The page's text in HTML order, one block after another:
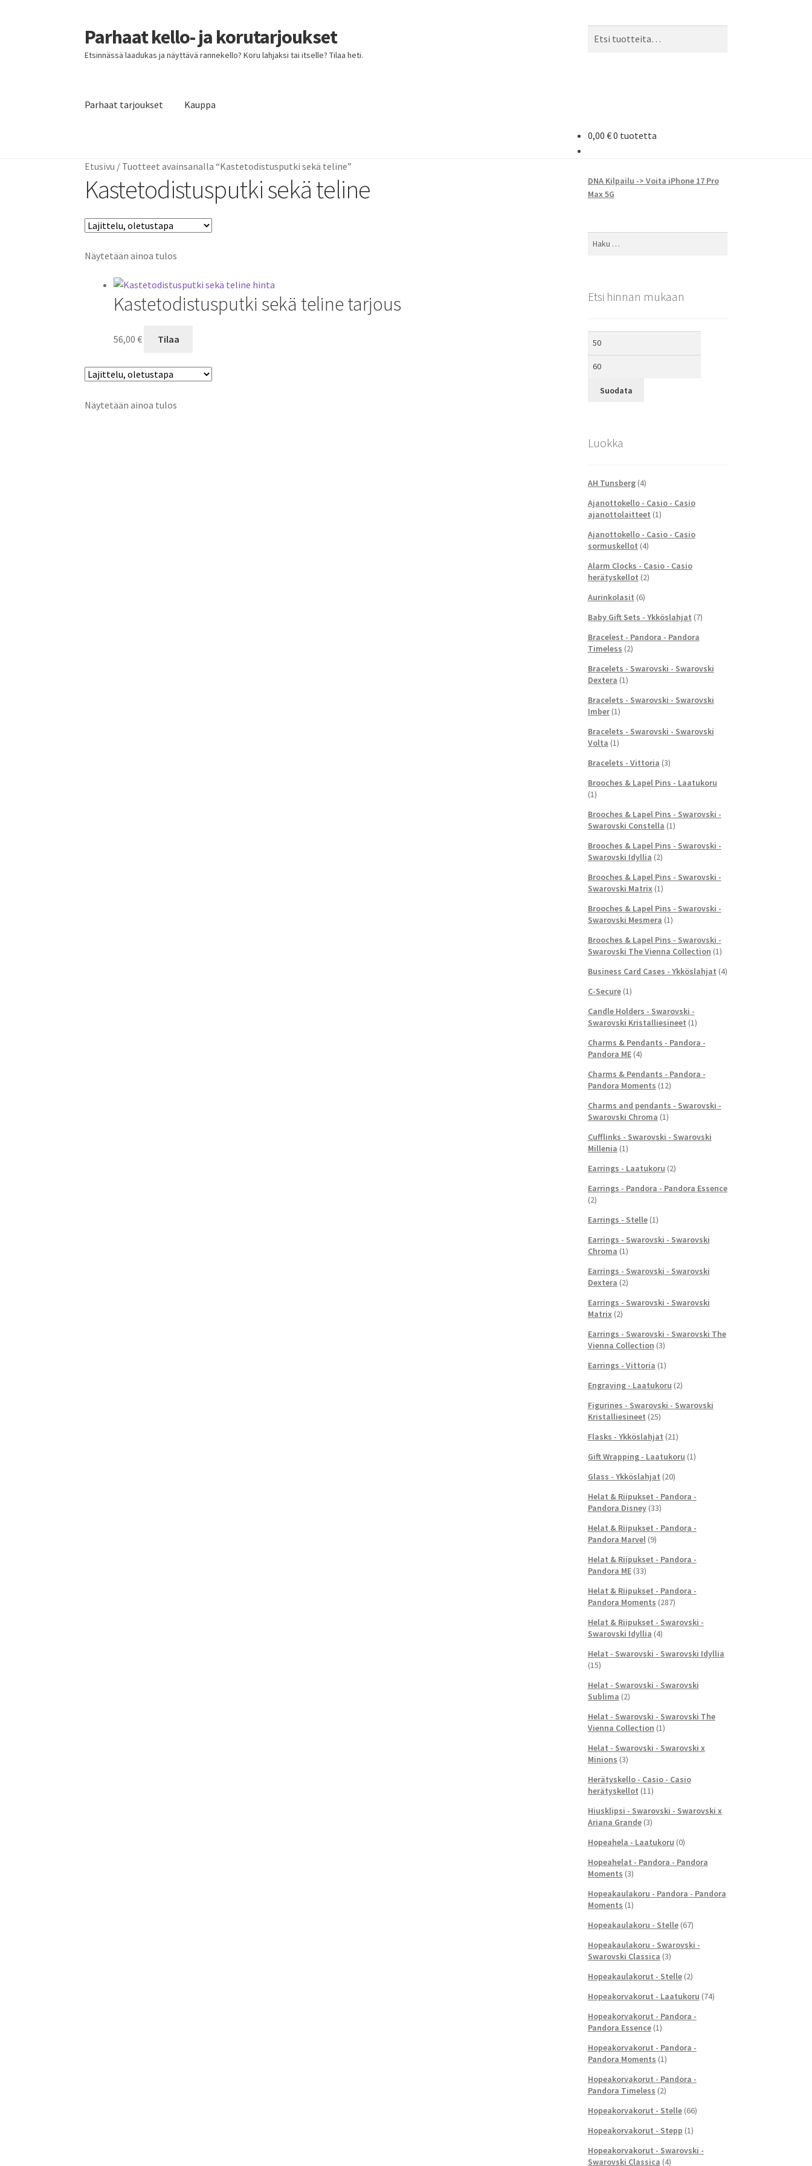
Siirry
navigointiin
Siirry
sisältöön
Parhaat kello- ja korutarjoukset
Etsinnässä laadukas ja näyttävä rannekello? Koru lahjaksi tai itselle? Tilaa heti.
Parhaat tarjoukset Kauppa
0,00 €0 tuotetta
Etusivu / Tuotteet avainsanalla “Kastetodistusputki sekä teline”
Kastetodistusputki sekä teline
Näytetään ainoa tulos
Kastetodistusputki sekä teline tarjous
56,00€ Tilaa
Näytetään ainoa tulos
DNA Kilpailu -> Voita iPhone 17 Pro
Max 5G
Haku:
Etsi hinnan mukaan
Suodata
Luokka
AH Tunsberg (4)
Ajanottokello - Casio - Casio
ajanottolaitteet (1)
Ajanottokello - Casio - Casio
sormuskellot (4)
Alarm Clocks - Casio - Casio
herätyskellot (2)
Aurinkolasit (6)
Baby Gift Sets - Ykköslahjat (7)
Bracelest - Pandora - Pandora
Timeless (2)
Bracelets - Swarovski - Swarovski
Dextera (1)
Bracelets - Swarovski - Swarovski
Imber (1)
Bracelets - Swarovski - Swarovski
Volta (1)
Bracelets - Vittoria (3)
Brooches & Lapel Pins - Laatukoru
(1)
Brooches & Lapel Pins - Swarovski -
Swarovski Constella (1)
Brooches & Lapel Pins - Swarovski -
Swarovski Idyllia (2)
Brooches & Lapel Pins - Swarovski -
Swarovski Matrix (1)
Brooches & Lapel Pins - Swarovski -
Swarovski Mesmera (1)
Brooches & Lapel Pins - Swarovski -
Swarovski The Vienna Collection (1)
Business Card Cases - Ykköslahjat (4)
C-Secure (1)
Candle Holders - Swarovski -
Swarovski Kristalliesineet (1)
Charms & Pendants - Pandora -
Pandora ME (4)
Charms & Pendants - Pandora -
Pandora Moments (12)
Charms and pendants - Swarovski -
Swarovski Chroma (1)
Cufflinks - Swarovski - Swarovski
Millenia (1)
Earrings - Laatukoru (2)
Earrings - Pandora - Pandora Essence
(2)
Earrings - Stelle (1)
Earrings - Swarovski - Swarovski
Chroma (1)
Earrings - Swarovski - Swarovski
Dextera (2)
Earrings - Swarovski - Swarovski
Matrix (2)
Earrings - Swarovski - Swarovski The
Vienna Collection (3)
Earrings - Vittoria (1)
Engraving - Laatukoru (2)
Figurines - Swarovski - Swarovski
Kristalliesineet (25)
Flasks - Ykköslahjat (21)
Gift Wrapping - Laatukoru (1)
Glass - Ykköslahjat (20)
Helat & Riipukset - Pandora -
Pandora Disney (33)
Helat & Riipukset - Pandora -
Pandora Marvel (9)
Helat & Riipukset - Pandora -
Pandora ME (33)
Helat & Riipukset - Pandora -
Pandora Moments (287)
Helat & Riipukset - Swarovski -
Swarovski Idyllia (4)
Helat - Swarovski - Swarovski Idyllia
(15)
Helat - Swarovski - Swarovski
Sublima (2)
Helat - Swarovski - Swarovski The
Vienna Collection (1)
Helat - Swarovski - Swarovski x
Minions (3)
Herätyskello - Casio - Casio
herätyskellot (11)
Hiusklipsi - Swarovski - Swarovski x
Ariana Grande (3)
Hopeahela - Laatukoru (0)
Hopeahelat - Pandora - Pandora
Moments (3)
Hopeakaulakoru - Pandora - Pandora
Moments (1)
Hopeakaulakoru - Stelle (67)
Hopeakaulakoru - Swarovski -
Swarovski Classica (3)
Hopeakaulakorut - Stelle (2)
Hopeakorvakorut - Laatukoru (74)
Hopeakorvakorut - Pandora -
Pandora Essence (1)
Hopeakorvakorut - Pandora -
Pandora Moments (1)
Hopeakorvakorut - Pandora -
Pandora Timeless (2)
Hopeakorvakorut - Stelle (66)
Hopeakorvakorut - Stepp (1)
Hopeakorvakorut - Swarovski -
Swarovski Classica (4)